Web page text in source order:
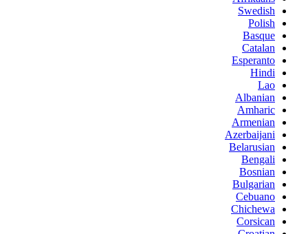
Swedish
Polish
Basque
Catalan
Esperanto
Hindi
Lao
Albanian
Amharic
Armenian
Azerbaijani
Belarusian
Bengali
Bosnian
Bulgarian
Cebuano
Chichewa
Corsican